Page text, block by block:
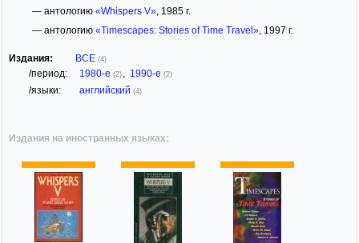
— антологию «Whispers V», 1985 г.
— антологию «Timescapes: Stories of Time Travel», 1997 г.
Издания: ВСЕ (4)
/период: 1980-е (2) 1990-е (2)
/языки: английский (4)
Издания на иностранных языках: